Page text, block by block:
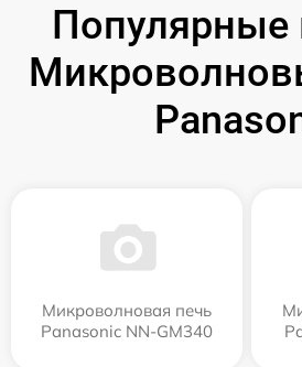
Популярные
Микроволновая печь
Panasonic NN-GM340